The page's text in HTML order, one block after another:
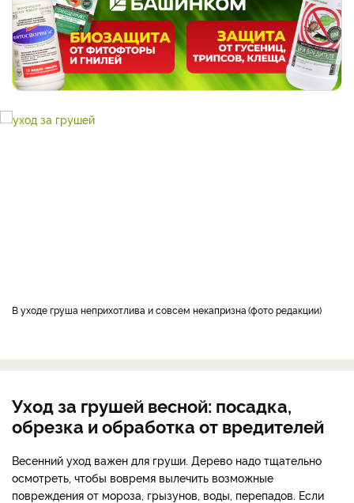
В уходе груша неприхотлива и совсем некапризна фото редакции
Уход за грушей весной: посадка,
обрезка и обработка от вредителей
Весенний уход важен для груши. Дерево надо тщательно
осмотреть, чтобы вовремя вылечить возможные
повреждения от мороза, грызунов, воды, перепадов. Если